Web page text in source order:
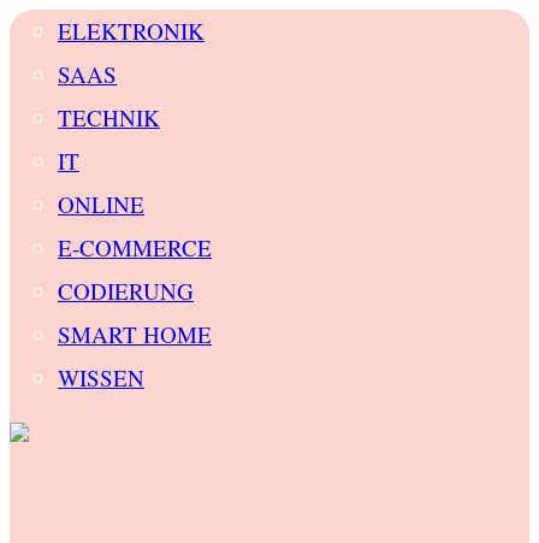
ELEKTRONIK
SAAS
TECHNIK
IT
ONLINE
E-COMMERCE
CODIERUNG
SMART HOME
WISSEN